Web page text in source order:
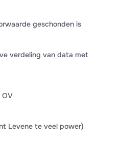
geschonden is
verdeling van data met
OV
Levene te veel power)